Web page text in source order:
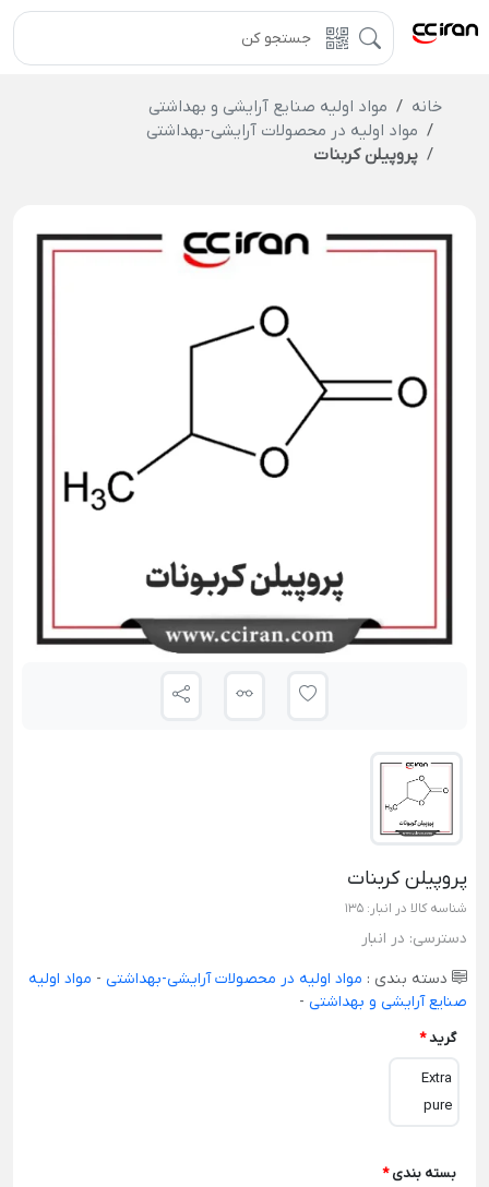
خانه
مواد اولیه صنایع آرایشی و بهداشتی
مواد اولیه در محصولات آرایشی-بهداشتی
پروپیلن کربنات
پروپیلن کربنات
شناسه کالا در انبار: 135
دسترسی: در انبار
دسته بندی : مواد اولیه در محصولات آرایشی-بهداشتی - مواد اولیه
صنایع آرایشی و بهداشتی -
گرید*
Extra
pure
بسته بندی *